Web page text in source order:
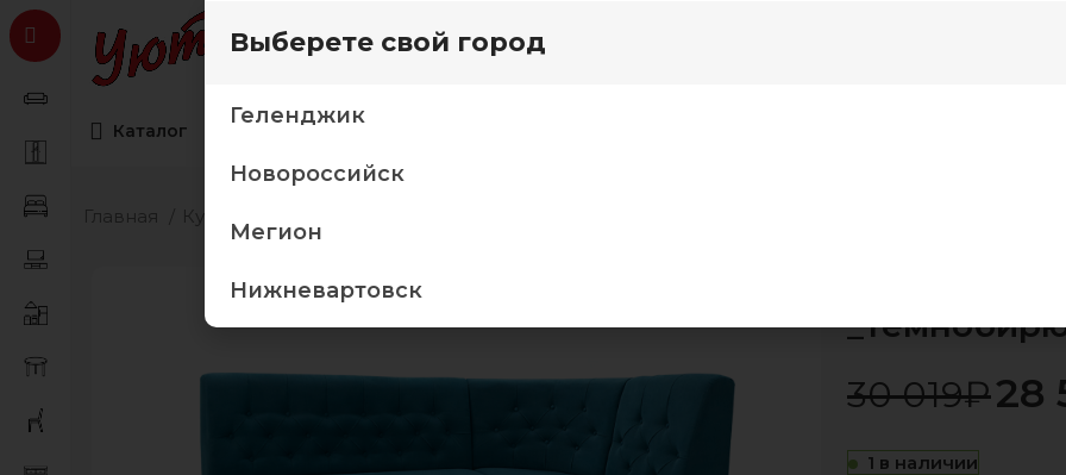
Каталог Коллекции мебели
Главная Кухня
30 019₽28
1 в наличии
Выберете свой город
Геленджик
Новороссийск
Мегион
Нижневартовск